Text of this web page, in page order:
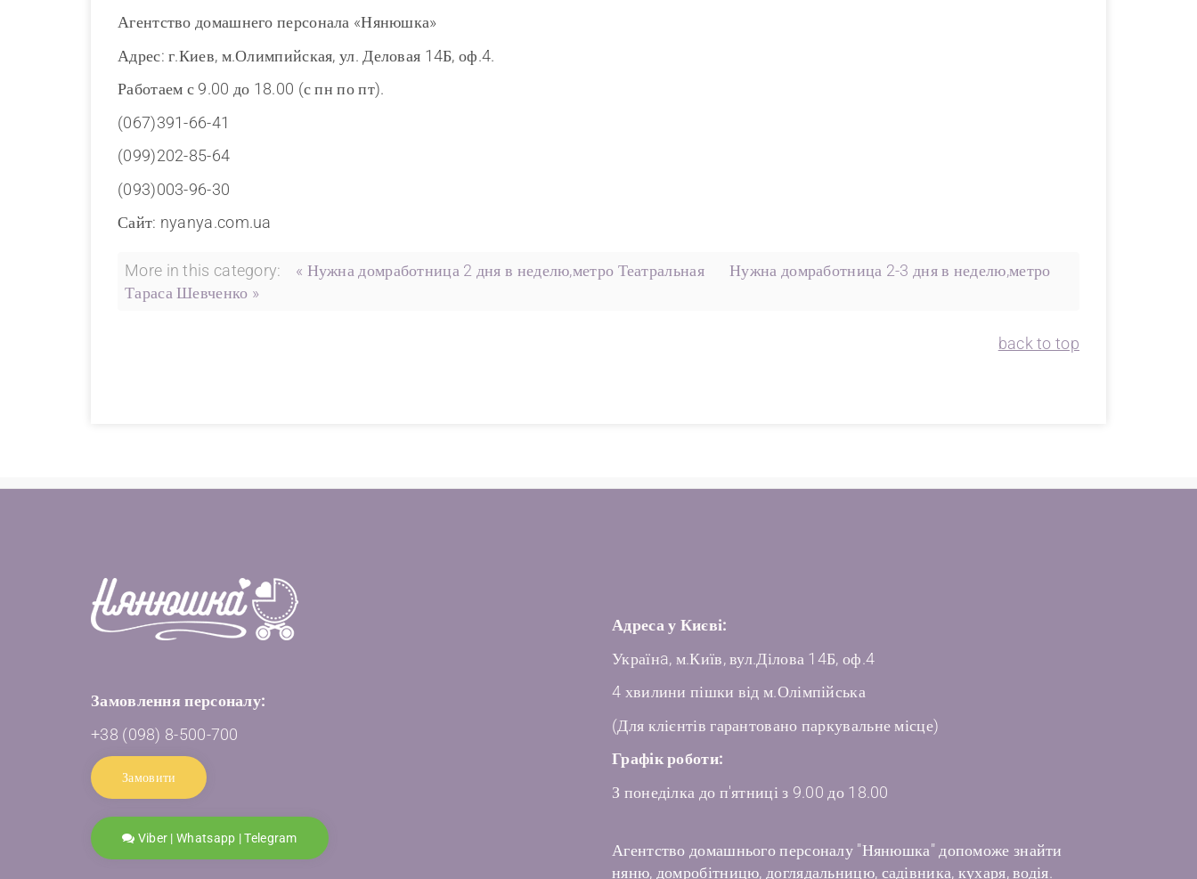
Агентство домашнего персонала «Нянюшка»
Адрес: г.Киев, м.Олимпийская, ул. Деловая 14Б, оф.4.
Работаем с 9.00 до 18.00 (с пн по пт).
(067)391-66-41
(099)202-85-64
(093)003-96-30
Сайт: nyanya.com.ua
More in this category: « Нужна домработница 2 дня в неделю,метро Театральная
Нужна домработница 2-3 дня в неделю,метро
Тараса Шевченко »
back to top
Замовлення персоналу:
+38 (098) 8-500-700
Замовити
Viber | Whatsapp | Telegram
Адреса у Києві:
Українa, м.Київ, вул.Ділова 14Б, оф.4
4 хвилини пішки від м.Олімпійська
(Для клієнтів гарантовано паркувальне місце)
Графік роботи:
З понеділка до п'ятниці з 9.00 до 18.00
Агентство домашнього персоналу "Нянюшка" допоможе знайти
няню, домробітницю, доглядальницю, садівника, кухаря, водія.